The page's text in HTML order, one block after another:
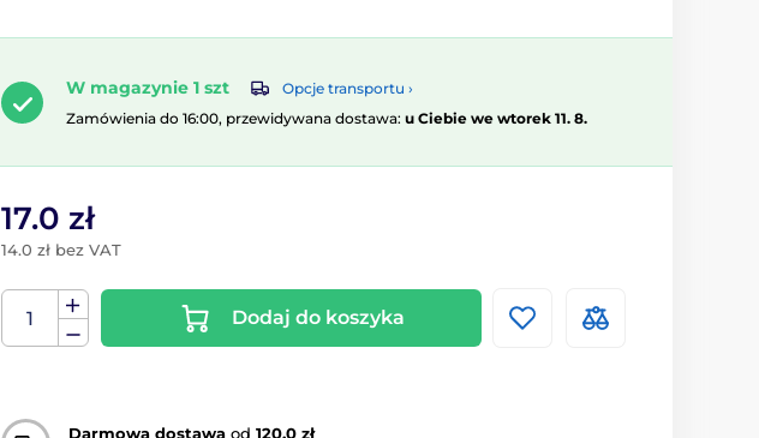
W magazynie 1 szt
Opcje transportu ›
Zamówienia do 16:00, przewidywana dostawa: u Ciebie we wtorek 11. 8.
17.0 zł
14.0 zł bez VAT
Dodaj do koszyka
Darmowa dostawa od 120.0 zł